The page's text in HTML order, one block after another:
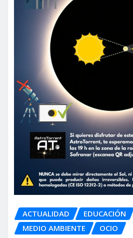
ACTUALIDAD
EDUCACIÓN
MEDIO AMBIENTE
OCIO